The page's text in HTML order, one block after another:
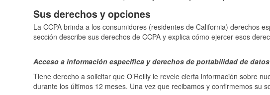
Sus derechos y opciones
La CCPA brinda a los consumidores (residentes de California) derechos
sección describe sus derechos de CCPA y explica cómo ejercer esos
Acceso a información específica y derechos de portabilidad de datos
Tiene derecho a solicitar que O’Reilly le revele cierta información sobre
durante los últimos 12 meses. Una vez que recibamos y confirmemos su